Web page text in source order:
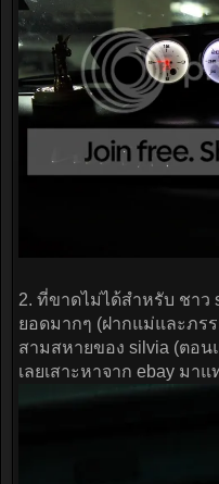
2. ที่ขาดไม่ได้สำหรับ ชาว
ยอดมากๆ (ฝากแม่และภร
สามสหายของ silvia (ตอน
เลยเสาะหาจาก ebay มา